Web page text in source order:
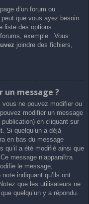
d’un forum ou
que vous ayez besoin
liste des options
exemple : Vous
joindre des fichiers,
message ?
vous ne pouvez modifier ou
modifier un message
en cliquant sur
Si quelqu’un a déjà
en bas du message
qu’il a été modifié ainsi que
message n’apparaîtra
le message,
indiquant qu’ils ont
que les utilisateurs ne
quelqu’un y a répondu.